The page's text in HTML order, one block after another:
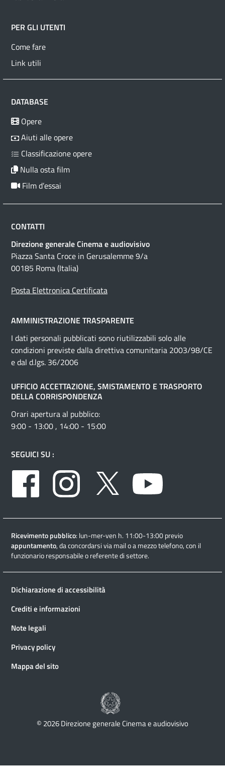
PER GLI UTENTI
Come fare
Link utili
DATABASE
Opere
Aiuti alle opere
Classificazione opere
Nulla osta film
Film d’essai
CONTATTI
Direzione generale Cinema e audiovisivo
Piazza Santa Croce in Gerusalemme 9/a
00185 Roma (Italia)
Posta Elettronica Certificata
AMMINISTRAZIONE TRASPARENTE
I dati personali pubblicati sono riutilizzabili solo alle
condizioni previste dalla direttiva comunitaria 2003/98/CE
e dal d.lgs. 36/2006
UFFICIO ACCETTAZIONE, SMISTAMENTO E TRASPORTO
DELLA CORRISPONDENZA
Orari apertura al pubblico:
9:00 - 13:00 , 14:00 - 15:00
SEGUICI SU :
Facebook
Instagram Twitter
Ricevimento pubblico: lun-mer-ven h. 11:00-13:00 previo
appuntamento, da concordarsi via mail o a mezzo telefono, con il
funzionario responsabile o referente di settore.
© 2026 Direzione generale Cinema e audiovisivo
Dichiarazione di accessibilità
Crediti e informazioni
Note legali
Privacy policy
Mappa del sito